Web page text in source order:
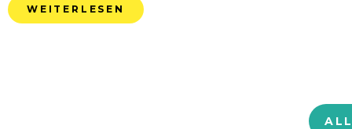
WEITERLESEN